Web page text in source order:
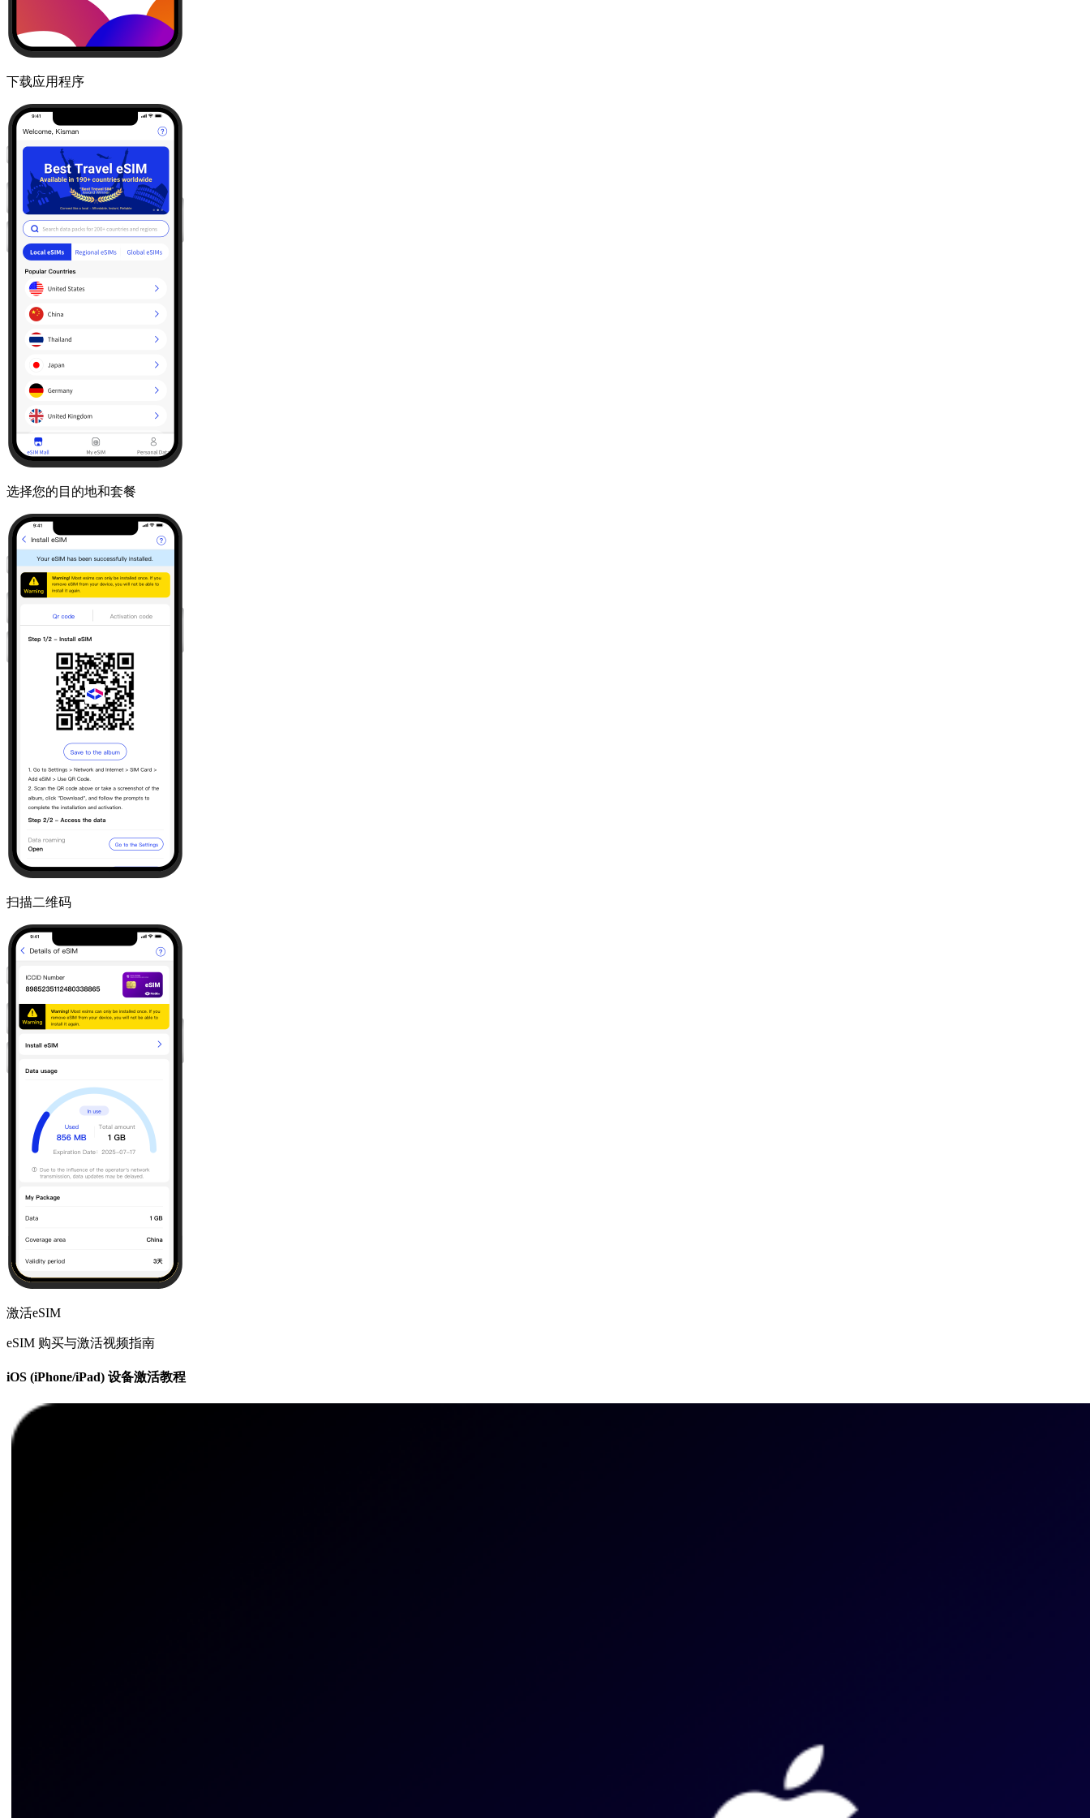
下载应用程序
选择您的目的地和套餐
扫描二维码
激活eSIM
eSIM 购买与激活视频指南
iOS (iPhone/iPad) 设备激活教程